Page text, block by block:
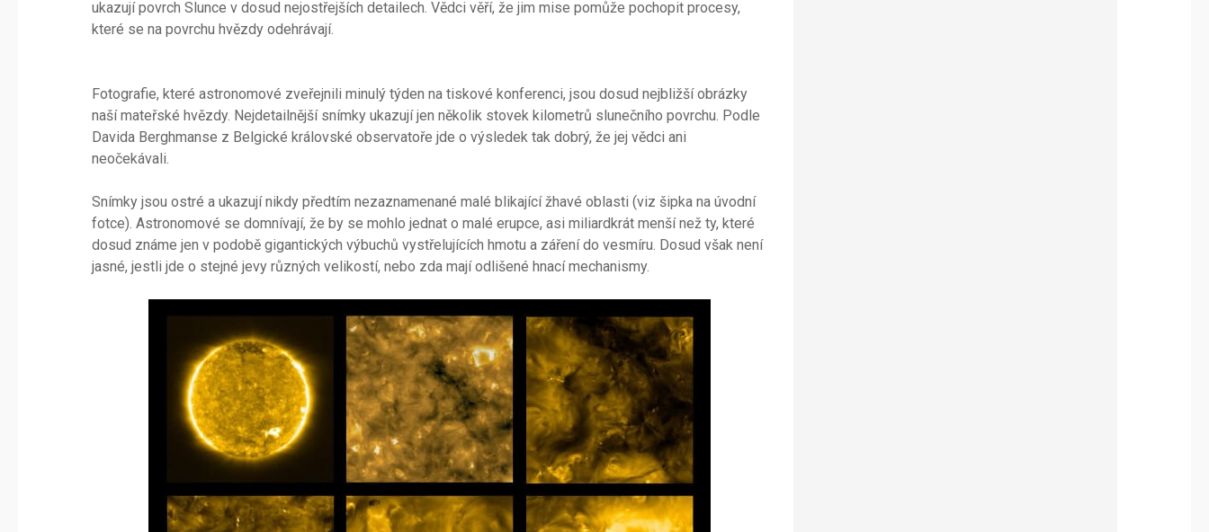
ukazují povrch Slunce v dosud nejostřejších detailech. Vědci věří, že jim mise pomůže pochopit procesy,
které se na povrchu hvězdy odehrávají.
Fotografie, které astronomové zveřejnili minulý týden na tiskové konferenci, jsou dosud nejbližší obrázky
naší mateřské hvězdy. Nejdetailnější snímky ukazují jen několik stovek kilometrů slunečního povrchu. Podle
Davida Berghmanse z Belgické královské observatoře jde o výsledek tak dobrý, že jej vědci ani
neočekávali.
Snímky jsou ostré a ukazují nikdy předtím nezaznamenané malé blikající žhavé oblasti (viz šipka na úvodní
fotce). Astronomové se domnívají, že by se mohlo jednat o malé erupce, asi miliardkrát menší než ty, které
dosud známe jen v podobě gigantických výbuchů vystřelujících hmotu a záření do vesmíru. Dosud však není
jasné, jestli jde o stejné jevy různých velikostí, nebo zda mají odlišené hnací mechanismy.